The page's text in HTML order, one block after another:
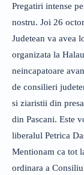
Pregatiri intense
nostru. Joi 26
Judetean va avea
organizata la
neincapatoare
de consilieri
si ziaristii din
din Pascani. Este
liberalul Petrica
Mentionam ca tot
ordinara a